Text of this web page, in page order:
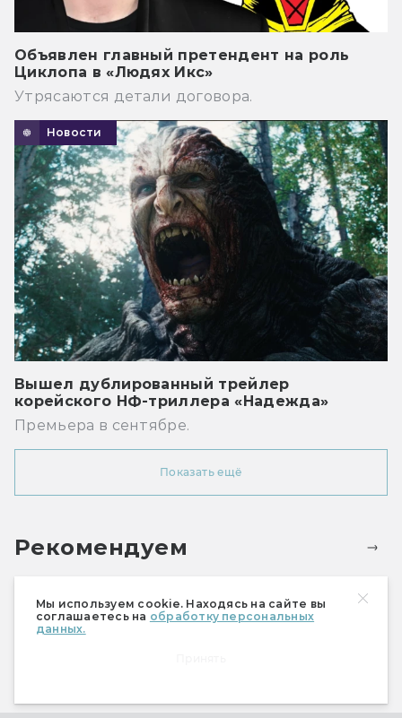
Мы используем cookie. Находясь на сайте вы
соглашаетесь на обработку персональных
данных.
Объявлен главный претендент на роль
Циклопа в «Людях Икс»
Утрясаются детали договора.
Новости
Вышел дублированный трейлер
корейского НФ-триллера «Надежда»
Премьера в сентябре.
Показать ещё
Рекомендуем